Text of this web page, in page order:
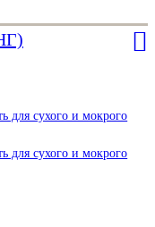
для сухого и мокрого
для сухого и мокрого